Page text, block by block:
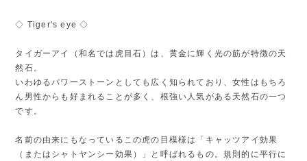
◇ Tiger's eye ◇
タイガーアイ（和名では虎目石）は、黄金に輝く光の筋が特徴の天
然石。
いわゆるパワーストーンとしても広く知られており、女性はもちろ
ん男性からも好まれることが多く、根強い人気がある天然石の一つ
です。
名前の由来にもなっているこの虎の目模様は「キャッツアイ効果
（またはシャトヤンシー効果）」と呼ばれるもの。規則的に平行に